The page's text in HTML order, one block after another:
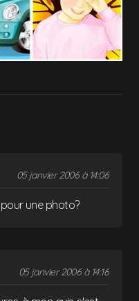
05 janvier 2006 à 14:06
une photo?
05 janvier 2006 à 14:16